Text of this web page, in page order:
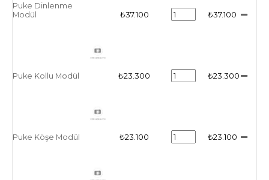
Puke Dinlenme
Modül
₺37.100 ₺37.100
Puke Kollu Modül ₺23.300 ₺23.300
Puke Köşe Modül ₺23.100 ₺23.100